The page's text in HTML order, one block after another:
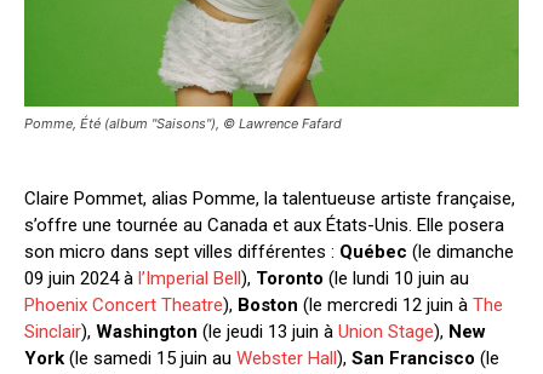
Pomme, Été (album "Saisons"), © Lawrence Fafard
Claire Pommet, alias Pomme, la talentueuse artiste française,
s’offre une tournée au Canada et aux États-Unis. Elle posera
son micro dans sept villes différentes : Québec (le dimanche
09 juin 2024 à l’Imperial Bell), Toronto (le lundi 10 juin au
Phoenix Concert Theatre), Boston (le mercredi 12 juin à The
Sinclair), Washington (le jeudi 13 juin à Union Stage), New
York (le samedi 15 juin au Webster Hall), San Francisco (le